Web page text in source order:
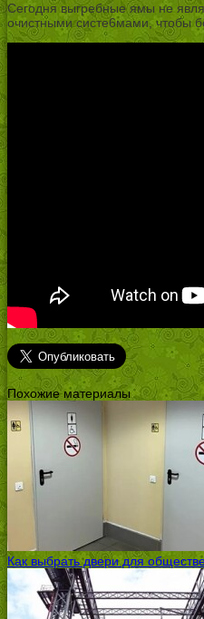
Сегодня выгребные ямы не
очистными систе6мами, чтобы
Похожие материалы
Как выбрать двери для